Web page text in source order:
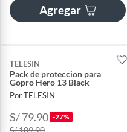
Agregar
TELESIN
Pack de proteccion para
Gopro Hero 13 Black
Por TELESIN
S/ 79.90 -27%
S/ 109.90